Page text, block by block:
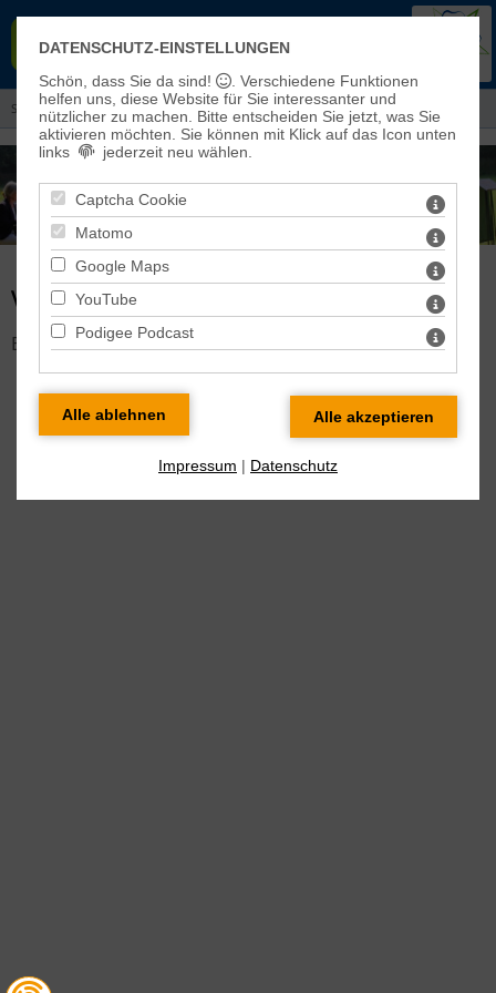
EISLEBEN-SÖMMERDA
Sie sind hier:Aktuelles> Veranstaltungen und Gottesdienste
VERANSTALTUNG DETAILS
Es gibt keine Veranstaltung mit dieser ID!
DATENSCHUTZ-EINSTELLUNGEN
Schön, dass Sie da sind!
. Verschiedene Funktionen
helfen uns, diese Website für Sie interessanter und
nützlicher zu machen.
Bitte entscheiden Sie jetzt, was Sie
aktivieren möchten. Sie können mit Klick auf das Icon unten
links
jederzeit neu wählen.
Captcha Cookie
Matomo
Google Maps
YouTube
Podigee Podcast
Impressum | Datenschutz